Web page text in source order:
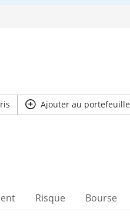
Ajouter au portefeuille
Risque Bourse